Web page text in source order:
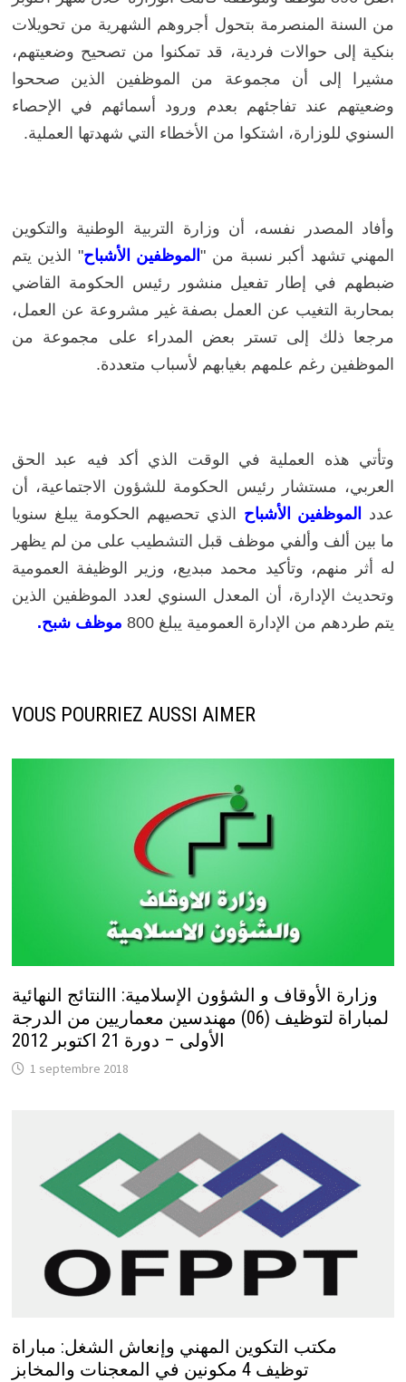
من السنة المنصرمة بتحول أجروهم الشهرية من تحويلات
بنكية إلى حوالات فردية، قد تمكنوا من تصحيح وضعيتهم،
مشيرا إلى أن مجموعة من الموظفين الذين صححوا
وضعيتهم عند تفاجئهم بعدم ورود أسمائهم في الإحصاء
السنوي للوزارة، اشتكوا من الأخطاء التي شهدتها العملية.
وأفاد المصدر نفسه، أن وزارة التربية الوطنية والتكوين
المهني تشهد أكبر نسبة من "الموظفين الأشباح" الذين يتم
ضبطهم في إطار تفعيل منشور رئيس الحكومة القاضي
بمحاربة التغيب عن العمل بصفة غير مشروعة عن العمل،
مرجعا ذلك إلى تستر بعض المدراء على مجموعة من
الموظفين رغم علمهم بغيابهم لأسباب متعددة.
وتأتي هذه العملية في الوقت الذي أكد فيه عبد الحق
العربي، مستشار رئيس الحكومة للشؤون الاجتماعية، أن
عدد
الموظفين الأشباح الذي تحصيهم الحكومة يبلغ سنويا
ما بين ألف وألفي موظف قبل التشطيب على من لم يظهر
له أثر منهم، وتأكيد محمد مبديع، وزير الوظيفة العمومية
وتحديث الإدارة، أن المعدل السنوي لعدد الموظفين الذين
يتم طردهم من الإدارة العمومية يبلغ 800
موظف شبح.
VOUS POURRIEZ AUSSI AIMER
وزارة الأوقاف و الشؤون الإسلامية: االنتائج النهائية
لمباراة لتوظيف (06) مهندسين معماريين من الدرجة
الأولى – دورة 21 اكتوبر 2012
1 septembre 2018
مكتب التكوين المهني وإنعاش الشغل: مباراة
توظيف 4 مكونين في المعجنات والمخابز